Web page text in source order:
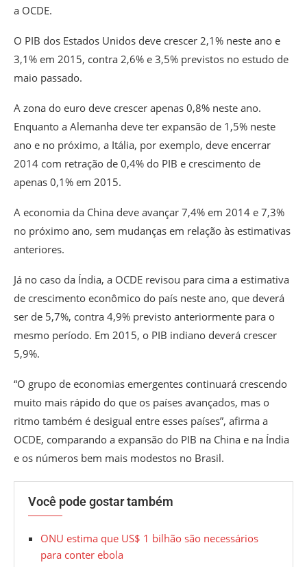
a OCDE.
O PIB dos Estados Unidos deve crescer 2,1% neste ano e
3,1% em 2015, contra 2,6% e 3,5% previstos no estudo de
maio passado.
A zona do euro deve crescer apenas 0,8% neste ano.
Enquanto a Alemanha deve ter expansão de 1,5% neste
ano e no próximo, a Itália, por exemplo, deve encerrar
2014 com retração de 0,4% do PIB e crescimento de
apenas 0,1% em 2015.
A economia da China deve avançar 7,4% em 2014 e 7,3%
no próximo ano, sem mudanças em relação às estimativas
anteriores.
Já no caso da Índia, a OCDE revisou para cima a estimativa
de crescimento econômico do país neste ano, que deverá
ser de 5,7%, contra 4,9% previsto anteriormente para o
mesmo período. Em 2015, o PIB indiano deverá crescer
5,9%.
“O grupo de economias emergentes continuará crescendo
muito mais rápido do que os países avançados, mas o
ritmo também é desigual entre esses países”, afirma a
OCDE, comparando a expansão do PIB na China e na Índia
e os números bem mais modestos no Brasil.
Você pode gostar também
ONU estima que US$ 1 bilhão são necessários
para conter ebola